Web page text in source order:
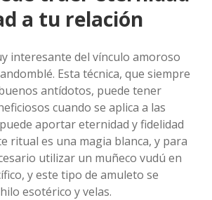
a tu relación
interesante del vínculo amoroso
Esta técnica, que siempre
antídotos, puede tener
cuando se aplica a las
aportar eternidad y fidelidad
ritual es una magia blanca, y para
utilizar un muñeco vudú en
y este tipo de amuleto se
esotérico y velas.